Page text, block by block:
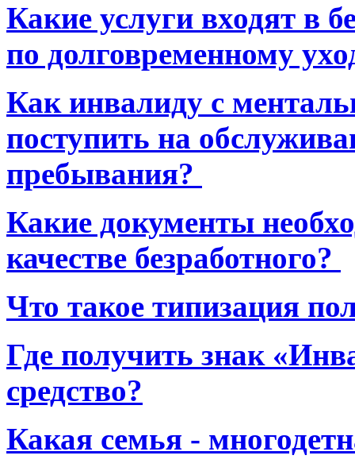
Какие услуги входят в
по долговременному
Как инвалиду с
поступить на
пребывания?
Какие документы
качестве безработного?
Что такое типизация
Где получить знак
средство?
Какая семья -